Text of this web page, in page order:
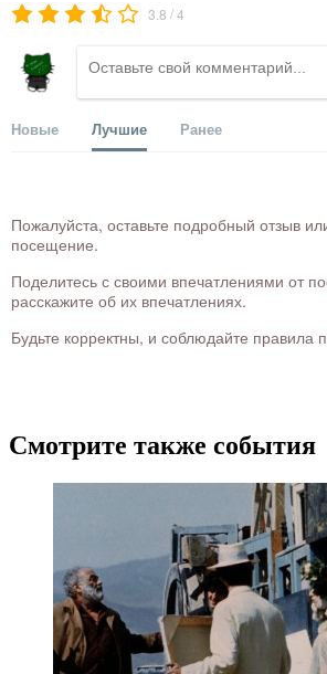
3.8 /4
Новые Лучшие Ранее
Пожалуйста, оставьте подробный отзыв
посещение.
Поделитесь с своими впечатлениями от
расскажите об их впечатлениях.
Будьте корректны, и соблюдайте правила
Смотрите также события